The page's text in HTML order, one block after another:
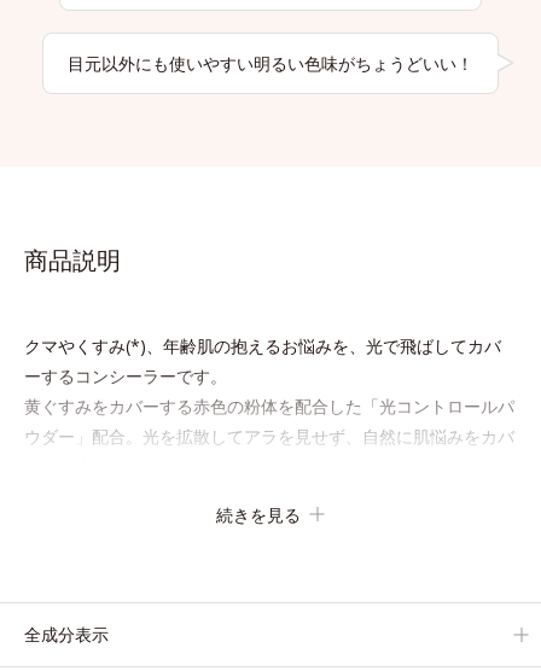
目元以外にも使いやすい明るい色味がちょうどいい！
商品説明
クマやくすみ(*)、年齢肌の抱えるお悩みを、光で飛ばしてカバ
ーするコンシーラーです。
黄ぐすみをカバーする赤色の粉体を配合した「光コントロールパ
ウダー」配合。光を拡散してアラを見せず、自然に肌悩みをカバ
びがよく、凹凸のある目元や口元、シミやくすみの気になる頬に
さしい処方で、うるおうハリ肌へと整えます。
続きを見る
全成分表示